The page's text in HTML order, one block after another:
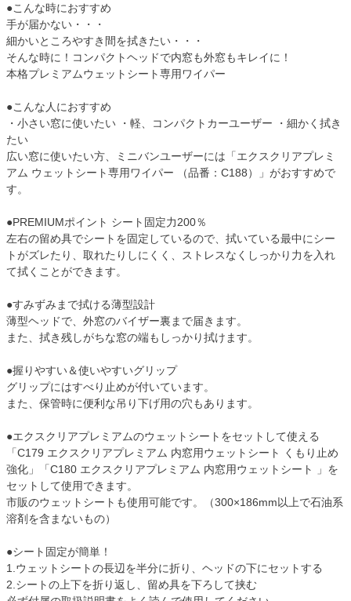
●こんな時におすすめ
手が届かない・・・
細かいところやすき間を拭きたい・・・
そんな時に！コンパクトヘッドで内窓も外窓もキレイに！
本格プレミアムウェットシート専用ワイパー
●こんな人におすすめ
・小さい窓に使いたい ・軽、コンパクトカーユーザー ・細かく拭き
たい
広い窓に使いたい方、ミニバンユーザーには「エクスクリアプレミ
アム ウェットシート専用ワイパー （品番：C188）」がおすすめで
す。
●PREMIUMポイント シート固定力200％
左右の留め具でシートを固定しているので、拭いている最中にシー
トがズレたり、取れたりしにくく、ストレスなくしっかり力を入れ
て拭くことができます。
●すみずみまで拭ける薄型設計
薄型ヘッドで、外窓のバイザー裏まで届きます。
また、拭き残しがちな窓の端もしっかり拭けます。
●握りやすい＆使いやすいグリップ
グリップにはすべり止めが付いています。
また、保管時に便利な吊り下げ用の穴もあります。
●エクスクリアプレミアムのウェットシートをセットして使える
「C179 エクスクリアプレミアム 内窓用ウェットシート くもり止め
強化」「C180 エクスクリアプレミアム 内窓用ウェットシート 」を
セットして使用できます。
市販のウェットシートも使用可能です。（300×186mm以上で石油系
溶剤を含まないもの）
●シート固定が簡単！
1.ウェットシートの長辺を半分に折り、ヘッドの下にセットする
2.シートの上下を折り返し、留め具を下ろして挟む